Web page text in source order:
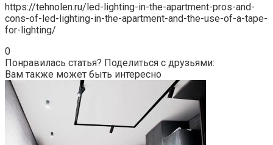
https://tehnolen.ru/led-lighting-in-the-apartment-pros-and-
cons-of-led-lighting-in-the-apartment-and-the-use-of-a-tape-
for-lighting/
0
Понравилась статья? Поделиться с друзьями:
Вам также может быть интересно